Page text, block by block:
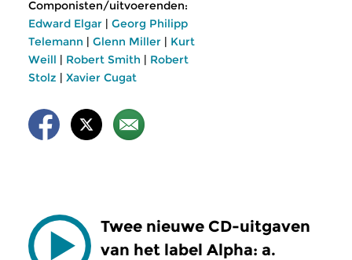
Componisten/uitvoerenden:
Edward Elgar | Georg Philipp
Telemann | Glenn Miller | Kurt
Weill | Robert Smith | Robert
Stolz | Xavier Cugat
Twee nieuwe CD-uitgaven
van het label Alpha: a.